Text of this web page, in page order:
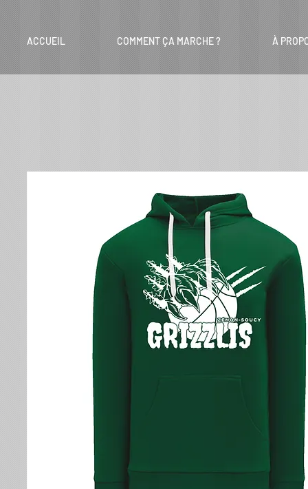
ACCUEIL COMMENT ÇA MARCHE ? À